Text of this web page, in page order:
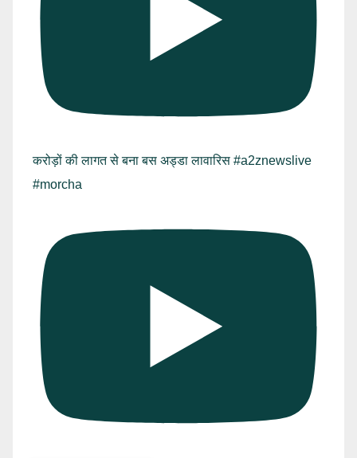
करोड़ों की लागत से बना बस अड्डा लावारिस #a2znewslive
#morcha